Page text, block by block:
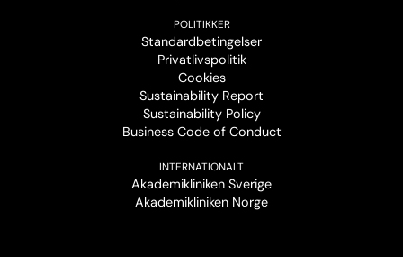
POLITIKKER
Standardbetingelser
Privatlivspolitik
Cookies
Sustainability Report
Sustainability Policy
Business Code of Conduct
INTERNATIONALT
Akademikliniken Sverige
Akademikliniken Norge